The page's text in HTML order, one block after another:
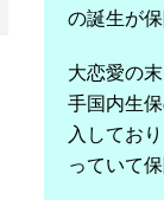
の誕生が
大恋愛の
手国内生
入してお
っていて